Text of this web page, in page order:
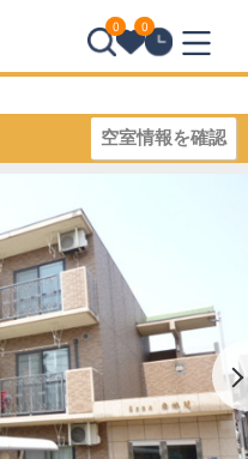
0 0
空室情報を確認